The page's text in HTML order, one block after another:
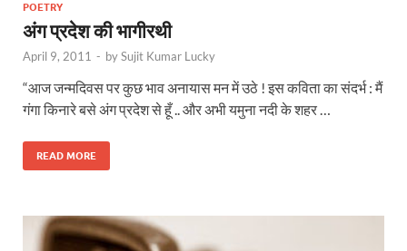
POETRY
अंग प्रदेश की भागीरथी
April 9, 2011 - bySujit Kumar Lucky
“आज जन्मदिवस पर कुछ भाव अनायास मन में उठे ! इस कविता का संदर्भ : मैं
गंगा किनारे बसे अंग प्रदेश से हूँ .. और अभी यमुना नदी के शहर …
READ MORE